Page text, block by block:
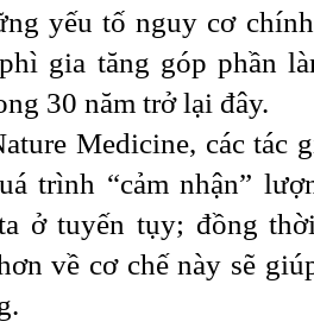
yếu tố nguy cơ
gia tăng góp phần
30 năm trở lại đây.
Medicine, các tác
trình “cảm nhận”
ở tuyến tụy; đồng
về cơ chế này sẽ